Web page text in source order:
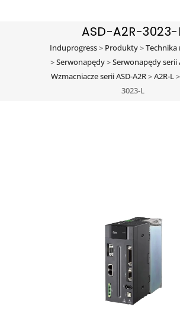
ASD-A2R-3023-
Induprogress> Produkty>Technika
>Serwonapędy>Serwonapędy serii
Wzmacniacze serii ASD-A2R>A2R-L>
3023-L